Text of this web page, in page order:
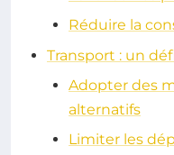
Réduire la
Transport : un
Adopter des
alternatifs
Limiter les